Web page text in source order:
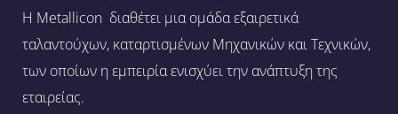
Η Metallicon διαθέτει μια ομάδα εξαιρετικά
ταλαντούχων, καταρτισμένων Μηχανικών και Τεχνικών,
των οποίων η εμπειρία ενισχύει την ανάπτυξη της
εταιρείας.